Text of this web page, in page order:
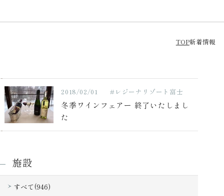
TOP新着情報
2018/02/01 #レジーナリゾート富士
冬季ワインフェアー 終了いたしまし
た
施設
すべて(946)